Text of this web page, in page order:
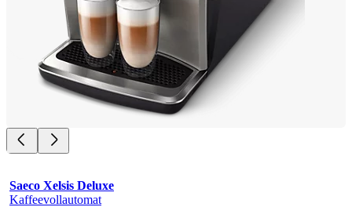
Saeco Xelsis Deluxe
Kaffeevollautomat